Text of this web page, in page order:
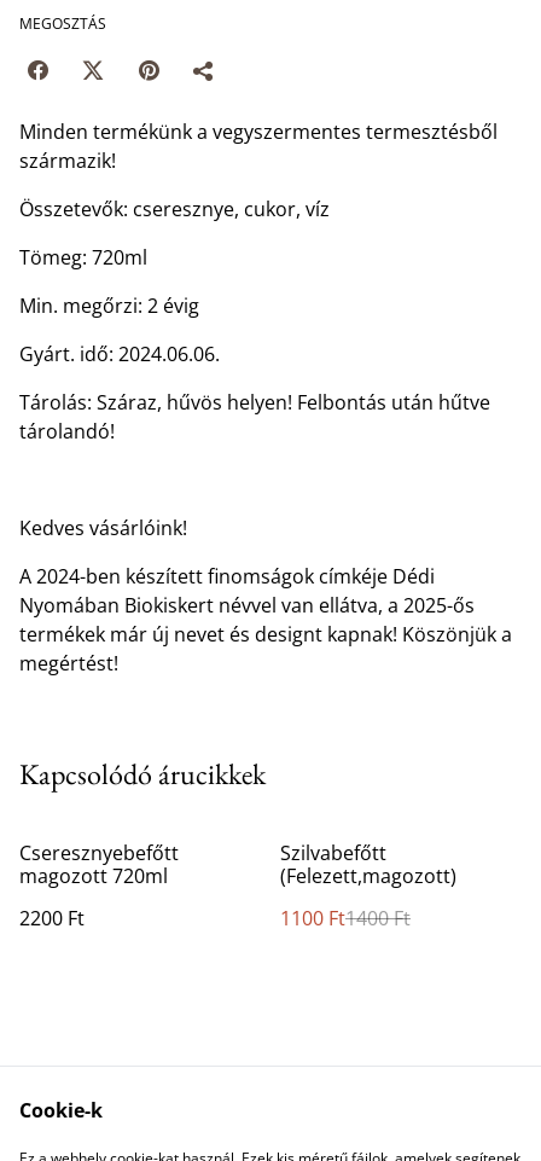
MEGOSZTÁS
Minden termékünk a vegyszermentes termesztésből
származik!
Összetevők: cseresznye, cukor, víz
Tömeg: 720ml
Min. megőrzi: 2 évig
Gyárt. idő: 2024.06.06.
Tárolás: Száraz, hűvös helyen! Felbontás után hűtve
tárolandó!
Kedves vásárlóink!
A 2024-ben készített finomságok címkéje Dédi
Nyomában Biokiskert névvel van ellátva, a 2025-ős
termékek már új nevet és designt kapnak! Köszönjük a
megértést!
Kapcsolódó árucikkek
Cseresznyebefőtt
magozott 720ml
2200 Ft
%
Szilvabefőtt
(Felezett,magozott)
1100 Ft1400 Ft
Cookie-k